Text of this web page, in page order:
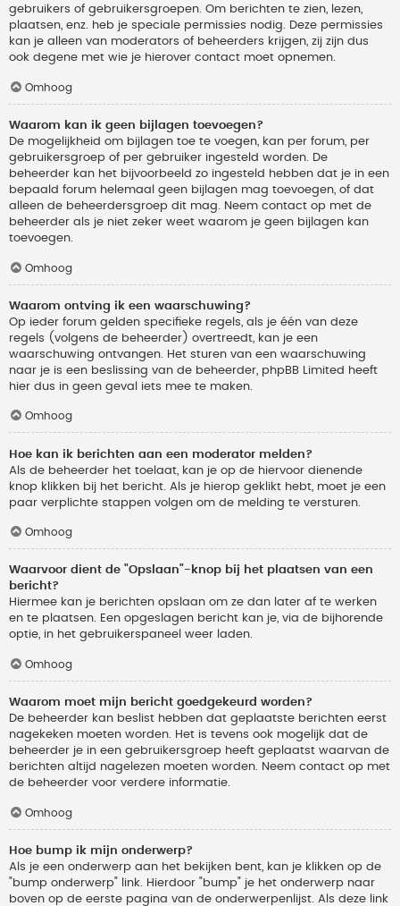
gebruikers of gebruikersgroepen. Om berichten te zien, lezen,
plaatsen, enz. heb je speciale permissies nodig. Deze permissies
kan je alleen van moderators of beheerders krijgen, zij zijn dus
ook degene met wie je hierover contact moet opnemen.
Omhoog
Waarom kan ik geen bijlagen toevoegen?
De mogelijkheid om bijlagen toe te voegen, kan per forum, per
gebruikersgroep of per gebruiker ingesteld worden. De
beheerder kan het bijvoorbeeld zo ingesteld hebben dat je in een
bepaald forum helemaal geen bijlagen mag toevoegen, of dat
alleen de beheerdersgroep dit mag. Neem contact op met de
beheerder als je niet zeker weet waarom je geen bijlagen kan
toevoegen.
Omhoog
Waarom ontving ik een waarschuwing?
Op ieder forum gelden specifieke regels, als je één van deze
regels (volgens de beheerder) overtreedt, kan je een
waarschuwing ontvangen. Het sturen van een waarschuwing
naar je is een beslissing van de beheerder, phpBB Limited heeft
hier dus in geen geval iets mee te maken.
Omhoog
Hoe kan ik berichten aan een moderator melden?
Als de beheerder het toelaat, kan je op de hiervoor dienende
knop klikken bij het bericht. Als je hierop geklikt hebt, moet je een
paar verplichte stappen volgen om de melding te versturen.
Omhoog
Waarvoor dient de "Opslaan"-knop bij het plaatsen van een
bericht?
Hiermee kan je berichten opslaan om ze dan later af te werken
en te plaatsen. Een opgeslagen bericht kan je, via de bijhorende
optie, in het gebruikerspaneel weer laden.
Omhoog
Waarom moet mijn bericht goedgekeurd worden?
De beheerder kan beslist hebben dat geplaatste berichten eerst
nagekeken moeten worden. Het is tevens ook mogelijk dat de
beheerder je in een gebruikersgroep heeft geplaatst waarvan de
berichten altijd nagelezen moeten worden. Neem contact op met
de beheerder voor verdere informatie.
Omhoog
Hoe bump ik mijn onderwerp?
Als je een onderwerp aan het bekijken bent, kan je klikken op de
"bump onderwerp" link. Hierdoor "bump" je het onderwerp naar
boven op de eerste pagina van de onderwerpenlijst. Als deze link